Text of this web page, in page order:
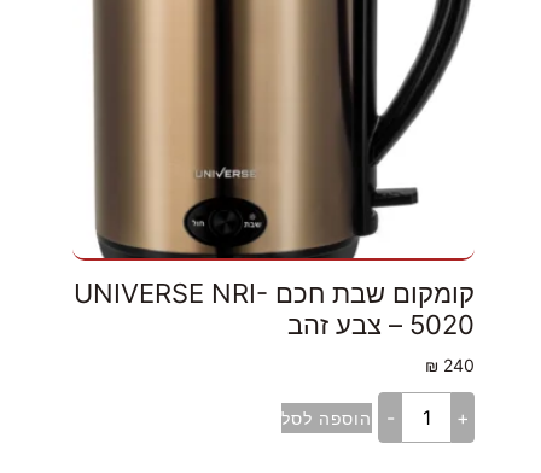
קומקום שבת חכם UNIVERSE NRI-
5020 – צבע זהב
240
₪
+
- הוספה לסל